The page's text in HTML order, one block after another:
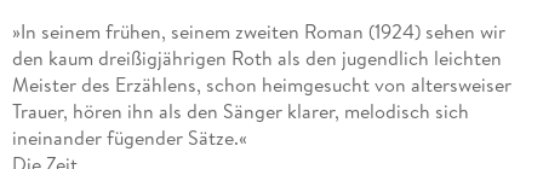
»In seinem frühen, seinem zweiten Roman (1924) sehen wir
den kaum dreißigjährigen Roth als den jugendlich leichten
Meister des Erzählens, schon heimgesucht von altersweiser
Trauer, hören ihn als den Sänger klarer, melodisch sich
ineinander fügender Sätze.«